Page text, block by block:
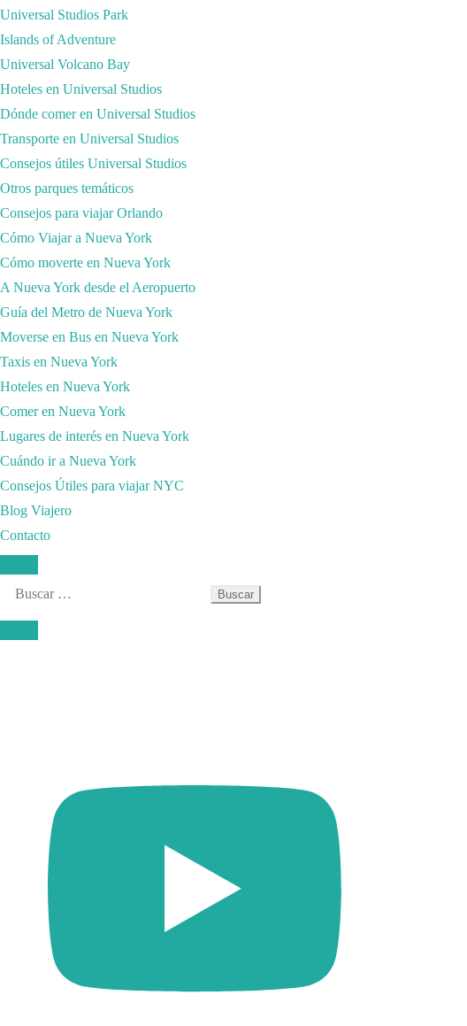
Universal Studios Park
Islands of Adventure
Universal Volcano Bay
Hoteles en Universal Studios
Dónde comer en Universal Studios
Transporte en Universal Studios
Consejos útiles Universal Studios
Otros parques temáticos
Consejos para viajar Orlando
Cómo Viajar a Nueva York
Cómo moverte en Nueva York
A Nueva York desde el Aeropuerto
Guía del Metro de Nueva York
Moverse en Bus en Nueva York
Taxis en Nueva York
Hoteles en Nueva York
Comer en Nueva York
Lugares de interés en Nueva York
Cuándo ir a Nueva York
Consejos Útiles para viajar NYC
Blog Viajero
Contacto
Buscar: